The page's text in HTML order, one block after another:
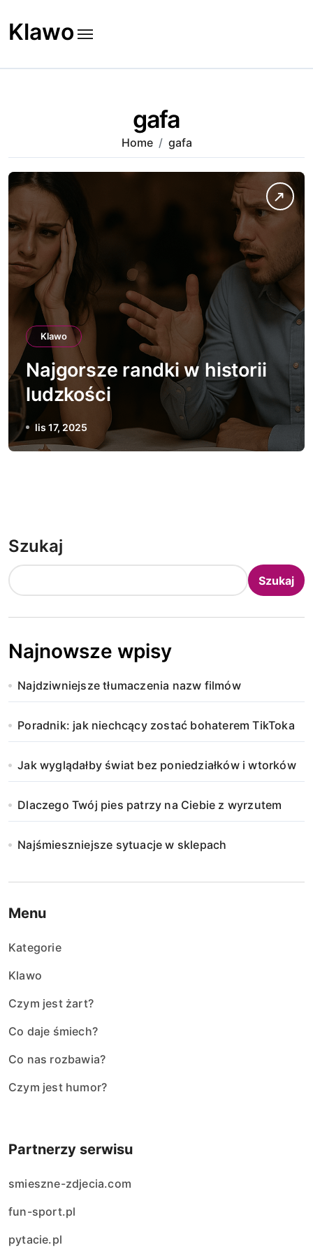
to
content
Klawo
gafa
Home gafa
Klawo
Najgorsze randki w historii
ludzkości
lis 17, 2025
Szukaj
Szukaj
Najnowsze wpisy
Najdziwniejsze tłumaczenia nazw filmów
Poradnik: jak niechcący zostać bohaterem TikToka
Jak wyglądałby świat bez poniedziałków i wtorków
Dlaczego Twój pies patrzy na Ciebie z wyrzutem
Najśmieszniejsze sytuacje w sklepach
Menu
Kategorie
Klawo
Czym jest żart?
Co daje śmiech?
Co nas rozbawia?
Czym jest humor?
Partnerzy serwisu
smieszne-zdjecia.com
fun-sport.pl
pytacie.pl